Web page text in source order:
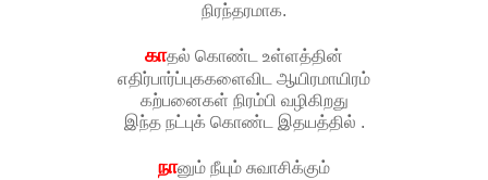
நிரந்தரமாக.
காதல் கொண்ட உள்ளத்தின்
எதிர்பார்ப்புககளைவிட ஆயிரமாயிரம்
கற்பனைகள் நிரம்பி வழிகிறது
இந்த நட்புக் கொண்ட இதயத்தில் .
நானும் நீயும் சுவாசிக்கும்